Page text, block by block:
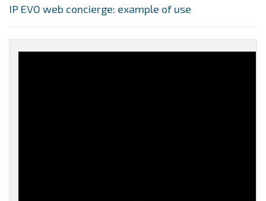
IP EVO web concierge: example of use